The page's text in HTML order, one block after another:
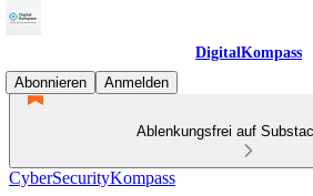
DigitalKompass
Abonnieren
Anmelden
Ablenkungsfrei auf
CyberSecurityKompass